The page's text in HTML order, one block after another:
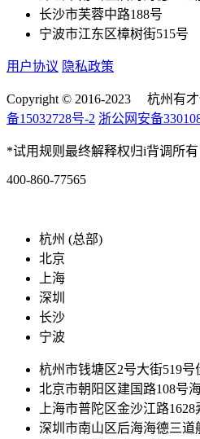
长沙市芙蓉中路188号
宁波市江东区樟树街515号
用户协议 隐私政策
Copyright © 2016-2023 杭州有
备15032728号-2 浙公网安备
*试用规则最终解释权归i背调所有
400-860-77565
杭州 (总部)
北京
上海
深圳
长沙
宁波
杭州市钱塘区2号大街519号
北京市朝阳区建国路108号
上海市普陀区金沙江路
深圳市南山区后海海德三道